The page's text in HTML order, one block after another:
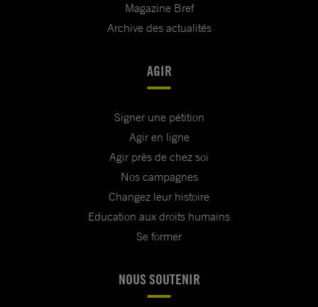
Magazine Bref
Archive des actualités
AGIR
Signer une pétition
Agir en ligne
Agir près de chez soi
Nos campagnes
Changez leur histoire
Education aux droits humains
Se former
NOUS SOUTENIR